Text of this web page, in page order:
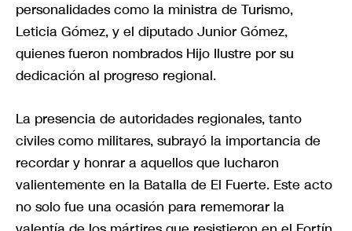
personalidades como la ministra de Turismo,
Leticia Gómez, y el diputado Junior Gómez,
quienes fueron nombrados Hijo Ilustre por su
dedicación al progreso regional.
La presencia de autoridades regionales, tanto
civiles como militares, subrayó la importancia de
recordar y honrar a aquellos que lucharon
valientemente en la Batalla de El Fuerte. Este acto
no solo fue una ocasión para rememorar la